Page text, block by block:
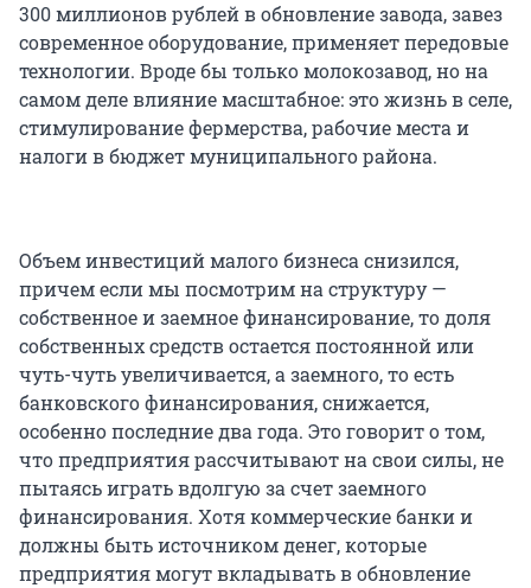
300 миллионов рублей в обновление завода, завез
современное оборудование, применяет передовые
технологии. Вроде бы только молокозавод, но на
самом деле влияние масштабное: это жизнь в селе,
стимулирование фермерства, рабочие места и
налоги в бюджет муниципального района.
Объем инвестиций малого бизнеса снизился,
причем если мы посмотрим на структуру —
собственное и заемное финансирование, то доля
собственных средств остается постоянной или
чуть-чуть увеличивается, а заемного, то есть
банковского финансирования, снижается,
особенно последние два года. Это говорит о том,
что предприятия рассчитывают на свои силы, не
пытаясь играть вдолгую за счет заемного
финансирования. Хотя коммерческие банки и
должны быть источником денег, которые
предприятия могут вкладывать в обновление